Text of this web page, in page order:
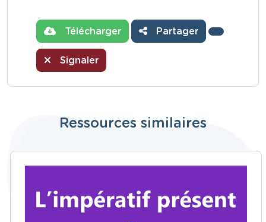
Télécharger Partager
Signaler
Ressources similaires